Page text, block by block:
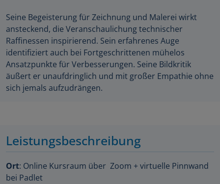
Seine Begeisterung für Zeichnung und Malerei wirkt
ansteckend, die Veranschaulichung technischer
Raffinessen inspirierend. Sein erfahrenes Auge
identifiziert auch bei Fortgeschrittenen mühelos
Ansatzpunkte für Verbesserungen. Seine Bildkritik
äußert er unaufdringlich und mit großer Empathie ohne
sich jemals aufzudrängen.
Leistungsbeschreibung
Ort: Online Kursraum über Zoom + virtuelle Pinnwand
bei Padlet